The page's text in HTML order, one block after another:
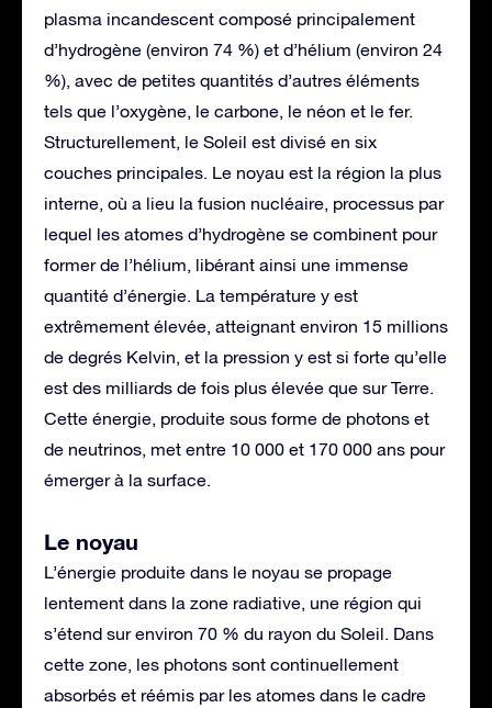
plasma incandescent composé principalement
d’hydrogène (environ 74 %) et d’hélium (environ 24
%), avec de petites quantités d’autres éléments
tels que l’oxygène, le carbone, le néon et le fer.
Structurellement, le Soleil est divisé en six
couches principales. Le noyau est la région la plus
interne, où a lieu la fusion nucléaire, processus par
lequel les atomes d’hydrogène se combinent pour
former de l’hélium, libérant ainsi une immense
quantité d’énergie. La température y est
extrêmement élevée, atteignant environ 15 millions
de degrés Kelvin, et la pression y est si forte qu’elle
est des milliards de fois plus élevée que sur Terre.
Cette énergie, produite sous forme de photons et
de neutrinos, met entre 10 000 et 170 000 ans pour
émerger à la surface.
Le noyau
L’énergie produite dans le noyau se propage
lentement dans la zone radiative, une région qui
s’étend sur environ 70 % du rayon du Soleil. Dans
cette zone, les photons sont continuellement
absorbés et réémis par les atomes dans le cadre